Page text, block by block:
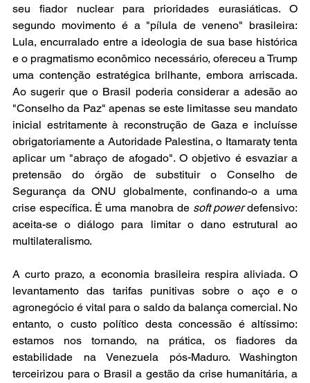
seu fiador nuclear para prioridades eurasiáticas. O
segundo movimento é a "pílula de veneno" brasileira:
Lula, encurralado entre a ideologia de sua base histórica
e o pragmatismo econômico necessário, ofereceu a Trump
uma contenção estratégica brilhante, embora arriscada.
Ao sugerir que o Brasil poderia considerar a adesão ao
"Conselho da Paz" apenas se este limitasse seu mandato
inicial estritamente à reconstrução de Gaza e incluísse
obrigatoriamente a Autoridade Palestina, o Itamaraty tenta
aplicar um "abraço de afogado". O objetivo é esvaziar a
pretensão do órgão de substituir o Conselho de
Segurança da ONU globalmente, confinando-o a uma
crise específica. É uma manobra de soft power defensivo:
aceita-se o diálogo para limitar o dano estrutural ao
multilateralismo.
A curto prazo, a economia brasileira respira aliviada. O
levantamento das tarifas punitivas sobre o aço e o
agronegócio é vital para o saldo da balança comercial. No
entanto, o custo político desta concessão é altíssimo:
estamos nos tornando, na prática, os fiadores da
estabilidade na Venezuela pós-Maduro. Washington
terceirizou para o Brasil a gestão da crise humanitária, a